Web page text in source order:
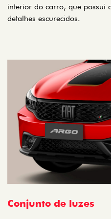
interior do carro, que possui
detalhes escurecidos.
Conjunto de luzes